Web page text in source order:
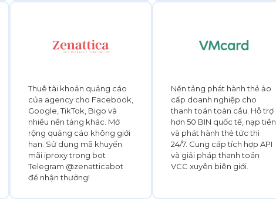
Thuê tài khoản quảng cáo
của agency cho Facebook,
Google, TikTok, Bigo và
nhiều nền tảng khác. Mở
rộng quảng cáo không giới
hạn. Sử dụng mã khuyến
mãi iproxy trong bot
Telegram @zenatticabot
để nhận thưởng!
Nền tảng phát hành thẻ ảo
cấp doanh nghiệp cho
thanh toán toàn cầu. Hỗ trợ
hơn 50 BIN quốc tế, nạp tiền
và phát hành thẻ tức thì
24/7. Cung cấp tích hợp API
và giải pháp thanh toán
VCC xuyên biên giới.